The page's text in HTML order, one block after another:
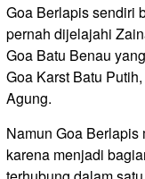
Goa Berlapis sendiri
pernah dijelajahi
Goa Batu Benau
Goa Karst Batu
Agung.
Namun Goa
karena menjadi